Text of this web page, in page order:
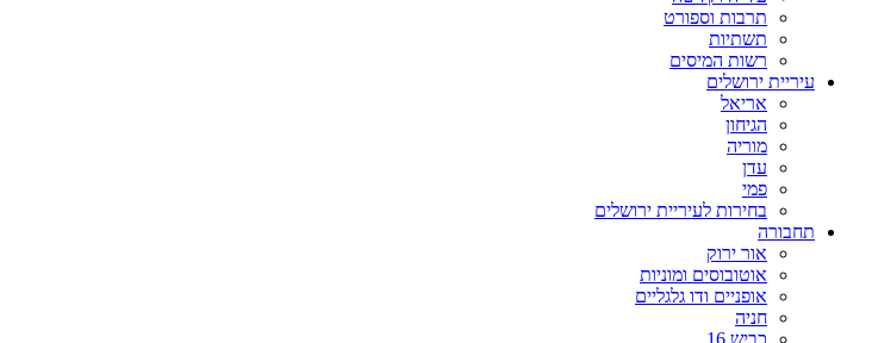
תרבות וספורט
תשתיות
רשות המיסים
עיריית ירושלים
אריאל
הגיחון
מוריה
עדן
פמי
בחירות לעיריית ירושלים
תחבורה
אור ירוק
אוטובוסים ומוניות
אופניים ודו גלגליים
חניה
כביש 16